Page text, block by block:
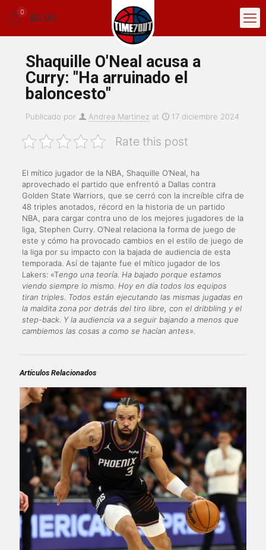
0 $0.00
Shaquille O'Neal acusa a
Curry: "Ha arruinado el
baloncesto"
Publicado por Andrea Martinez at 17 diciembre 2024
Rate this post
El mítico jugador de la NBA, Shaquille O’Neal, ha
aprovechado el partido que enfrentó a Dallas contra
Golden State Warriors, que se cerró con la increíble cifra de
48 triples anotados, récord en la historia de un partido
NBA, para cargar contra uno de los mejores jugadores de la
liga, Stephen Curry. O’Neal relaciona la forma de juego de
este y cómo ha provocado cambios en el estilo de juego de
la liga por su impacto con la bajada de audiencia de esta
temporada. Así de tajante fue el mítico jugador de los
Lakers: «Tengo una teoría. Ha bajado porque estamos
viendo siempre lo mismo. Hoy en día todos los equipos
tiran triples. Todos están ejecutando las mismas jugadas en
la maldita zona por detrás del tiro libre, con el dribbling y el
step-back. Y la audiencia va a seguir bajando a menos que
cambiemos las cosas a como se hacían antes».
Artículos Relacionados